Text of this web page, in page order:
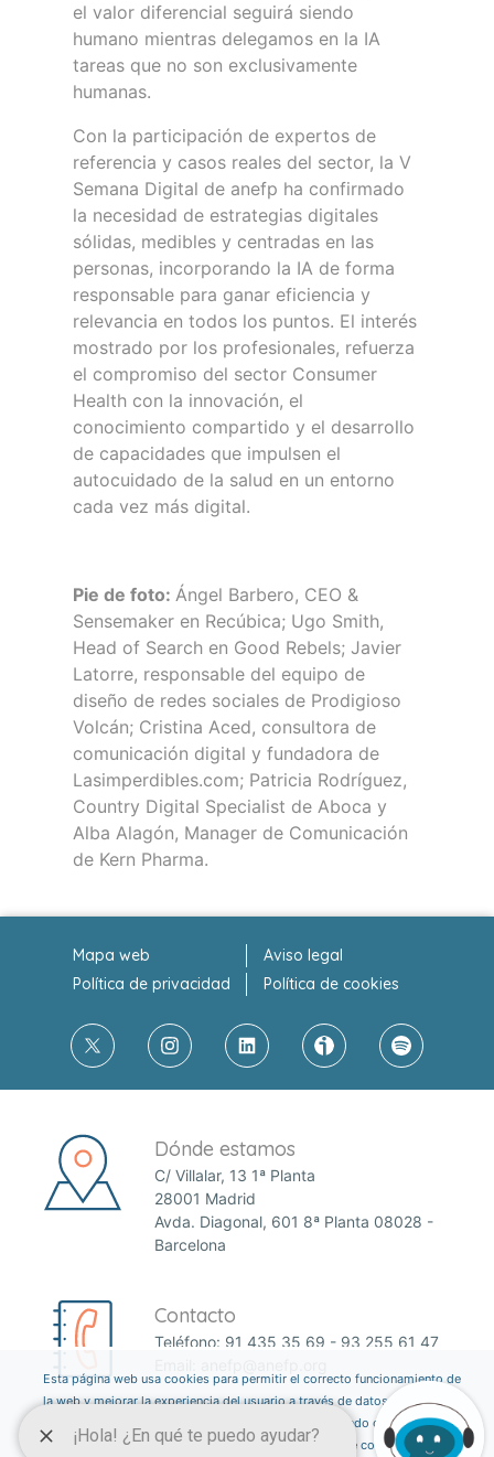
el valor diferencial seguirá siendo
humano mientras delegamos en la IA
tareas que no son exclusivamente
humanas.
Con la participación de expertos de
referencia y casos reales del sector, la V
Semana Digital de anefp ha confirmado
la necesidad de estrategias digitales
sólidas, medibles y centradas en las
personas, incorporando la IA de forma
responsable para ganar eficiencia y
relevancia en todos los puntos. El interés
mostrado por los profesionales, refuerza
el compromiso del sector Consumer
Health con la innovación, el
conocimiento compartido y el desarrollo
de capacidades que impulsen el
autocuidado de la salud en un entorno
cada vez más digital.
Pie de foto: Ángel Barbero, CEO &
Sensemaker en Recúbica; Ugo Smith,
Head of Search en Good Rebels; Javier
Latorre, responsable del equipo de
diseño de redes sociales de Prodigioso
Volcán; Cristina Aced, consultora de
comunicación digital y fundadora de
Lasimperdibles.com; Patricia Rodríguez,
Country Digital Specialist de Aboca y
Alba Alagón, Manager de Comunicación
de Kern Pharma.
Mapa web
Aviso legal
Política de privacidad
Política de cookies
Dónde estamos
C/ Villalar, 13 1ª Planta
28001 Madrid
Avda. Diagonal, 601 8ª Planta 08028 -
Barcelona
Contacto
Teléfono: 91 435 35 69 - 93 255 61 47
Esta página web usa cookies para permitir el correcto funcionamiento de
la web y mejorar la experiencia del usuario a través de datos estadísticos.
Puedes informarte sobre qué cookies estamos utilizando o desactivarlas
a través del botón ajustes. Consulta nuestra política de cookies
aquí .